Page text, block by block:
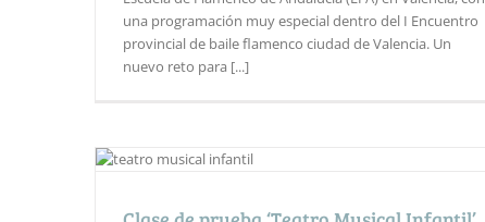
una programación muy especial dentro del I Encuentro
provincial de baile flamenco ciudad de Valencia. Un
nuevo reto para [...]